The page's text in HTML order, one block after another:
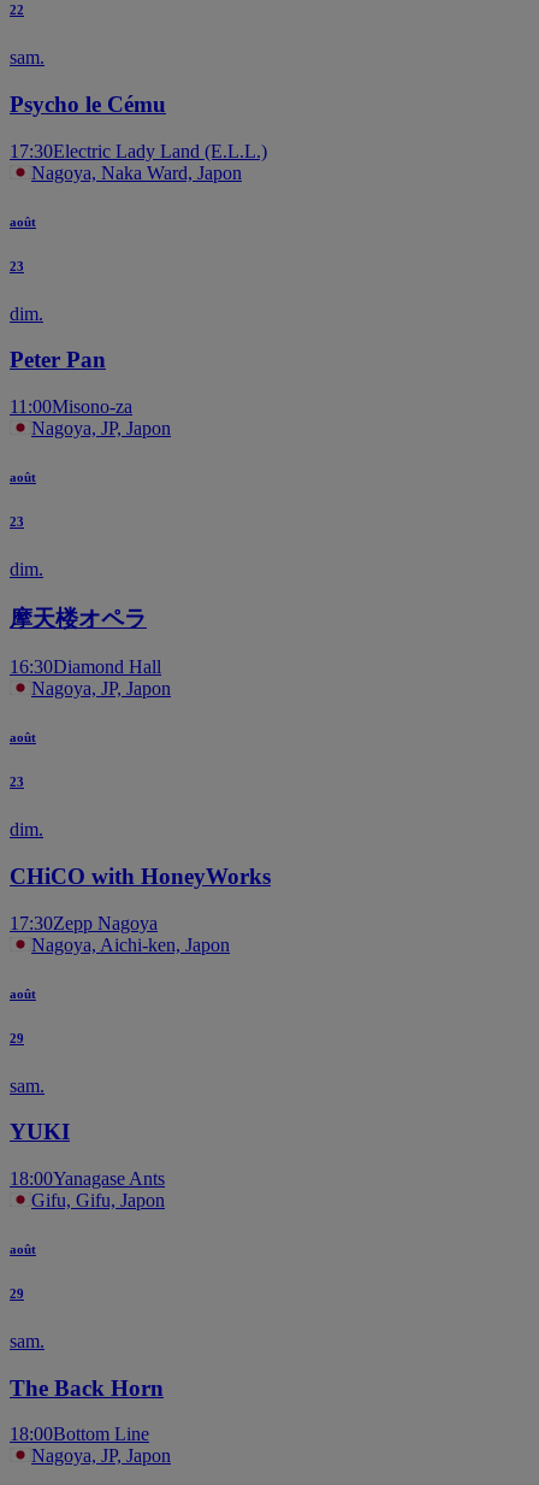
22
sam.
Psycho le Cému
17:30Electric Lady Land (E.L.L.)
Nagoya, Naka Ward, Japon
août
23
dim.
Peter Pan
11:00Misono-za
Nagoya, JP, Japon
août
23
dim.
摩天楼オペラ
16:30Diamond Hall
Nagoya, JP, Japon
août
23
dim.
CHiCO with HoneyWorks
17:30Zepp Nagoya
Nagoya, Aichi-ken, Japon
août
29
sam.
YUKI
18:00Yanagase Ants
Gifu, Gifu, Japon
août
29
sam.
The Back Horn
18:00Bottom Line
Nagoya, JP, Japon